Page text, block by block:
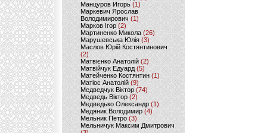
Манцуров Игорь (1)
Маркевич Ярослав
Володимирович (1)
Марков Ігор (2)
Мартиненко Микола (26)
Марушевська Юлія (3)
Маслов Юрій Костянтинович
(2)
Матвієнко Анатолій (2)
Матвійчук Едуард(5)
Матейченко Костянтин (1)
Матіос Анатолій (9)
Медведчук Віктор(74)
Медведь Віктор (2)
Медведько Олександр (1)
Медяник Володимир(4)
Мельник Петро (3)
Мельничук Максим Дмитрович